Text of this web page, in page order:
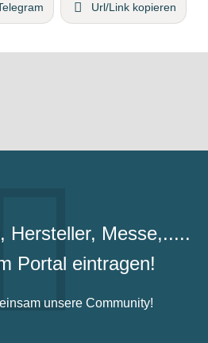
Url/Link kopieren
Hersteller, Messe,.....
Portal eintragen!
unsere Community!